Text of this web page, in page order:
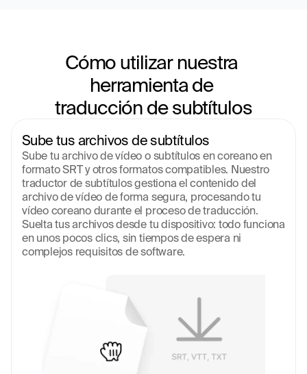
Cómo utilizar nuestra
herramienta de
traducción de subtítulos
Sube tus archivos de subtítulos
Sube tu archivo de vídeo o subtítulos en coreano en
formato SRT y otros formatos compatibles. Nuestro
traductor de subtítulos gestiona el contenido del
archivo de vídeo de forma segura, procesando tu
vídeo coreano durante el proceso de traducción.
Suelta tus archivos desde tu dispositivo: todo funciona
en unos pocos clics, sin tiempos de espera ni
complejos requisitos de software.